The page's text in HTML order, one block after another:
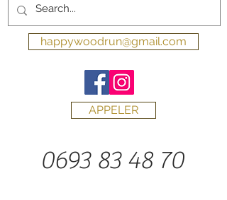
happywoodrun@gmail.com
APPELER
0693 83 48 70